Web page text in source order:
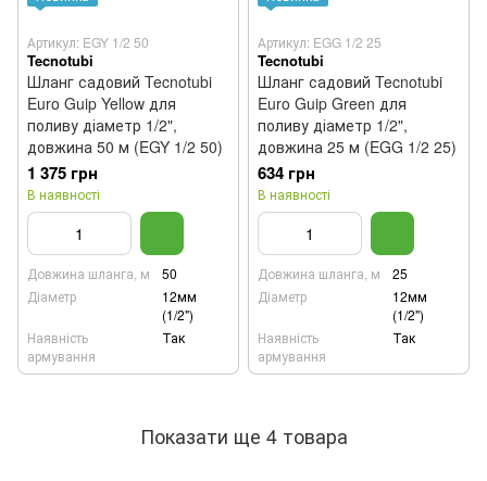
Артикул: EGY 1/2 50
Tecnotubi
Шланг садовий Tecnotubi
Euro Guip Yellow для
поливу діаметр 1/2",
довжина 50 м (EGY 1/2 50)
1 375 грн
В наявності
Довжина шланга, м
50
Діаметр
12мм
(1/2")
Наявність
армування
Так
Артикул: EGG 1/2 25
Tecnotubi
Шланг садовий Tecnotubi
Euro Guip Green для
поливу діаметр 1/2",
довжина 25 м (EGG 1/2 25)
634 грн
В наявності
Довжина шланга, м
25
Діаметр
12мм
(1/2")
Наявність
армування
Так
Показати ще 4 товара